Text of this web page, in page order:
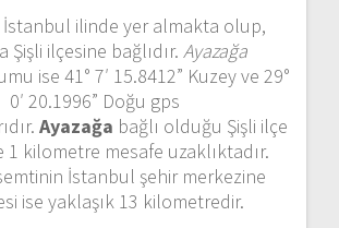
İstanbul ilinde yer almakta olup,
Şişli ilçesine bağlıdır. Ayazağa
ise 41° 7′ 15.8412” Kuzey ve 29°
0′ 20.1996” Doğu gps
Ayazağa bağlı olduğu Şişli ilçe
1 kilometre mesafe uzaklıktadır.
İstanbul şehir merkezine
ise yaklaşık 13 kilometredir.